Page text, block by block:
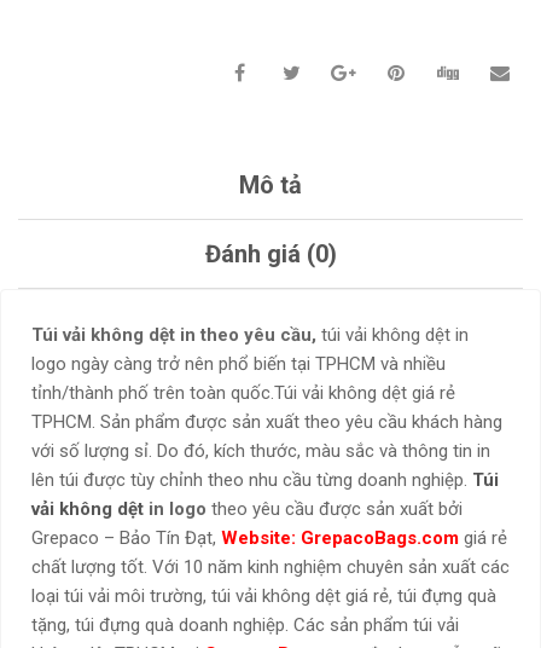
Mô tả
Đánh giá (0)
Túi vải không dệt in theo yêu cầu, túi vải không dệt in
logo ngày càng trở nên phổ biến tại TPHCM và nhiều
tỉnh/thành phố trên toàn quốc.Túi vải không dệt giá rẻ
TPHCM. Sản phẩm được sản xuất theo yêu cầu khách hàng
với số lượng sỉ. Do đó, kích thước, màu sắc và thông tin in
lên túi được tùy chỉnh theo nhu cầu từng doanh nghiệp. Túi
vải không dệt in logo theo yêu cầu được sản xuất bởi
Grepaco – Bảo Tín Đạt, Website: GrepacoBags.com giá rẻ
chất lượng tốt. Với 10 năm kinh nghiệm chuyên sản xuất các
loại túi vải môi trường, túi vải không dệt giá rẻ, túi đựng quà
tặng, túi đựng quà doanh nghiệp. Các sản phẩm túi vải